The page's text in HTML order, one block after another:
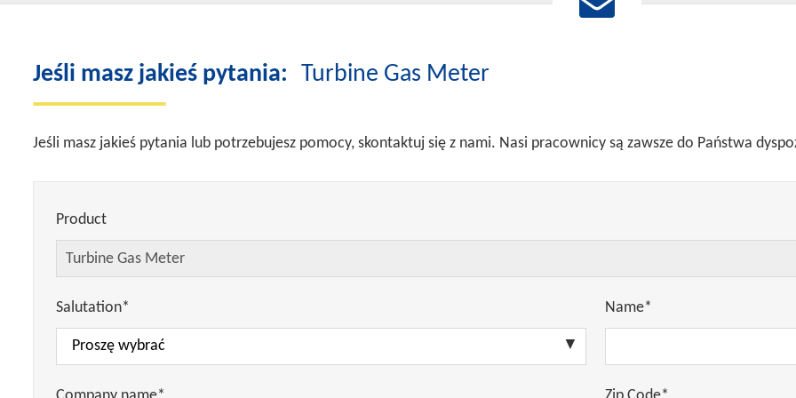
Jeśli masz jakieś pytania: Turbine Gas Meter
Jeśli masz jakieś pytania lub potrzebujesz pomocy, skontaktuj się z nami. Nasi pracownicy są zawsze do Państwa
Product
Salutation* Name*